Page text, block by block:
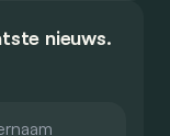
nieuws.